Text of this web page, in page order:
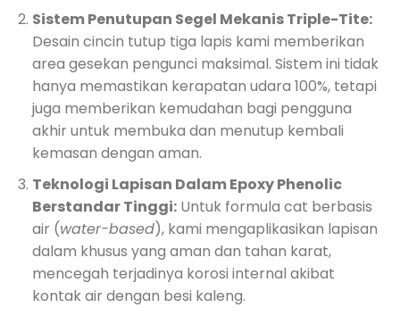
Sistem Penutupan Segel Mekanis Triple-Tite:
Desain cincin tutup tiga lapis kami memberikan
area gesekan pengunci maksimal. Sistem ini tidak
hanya memastikan kerapatan udara 100%, tetapi
juga memberikan kemudahan bagi pengguna
akhir untuk membuka dan menutup kembali
kemasan dengan aman.
Teknologi Lapisan Dalam Epoxy Phenolic
Berstandar Tinggi:Untuk formula cat berbasis
air (water-based), kami mengaplikasikan lapisan
dalam khusus yang aman dan tahan karat,
mencegah terjadinya korosi internal akibat
kontak air dengan besi kaleng.